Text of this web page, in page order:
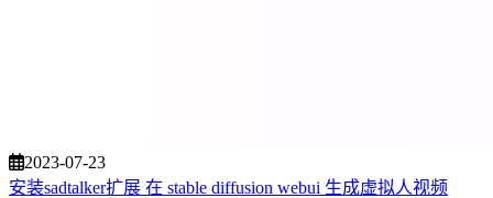
2023-07-23
安装sadtalker扩展 在 stable diffusion webui 生成虚拟人视频